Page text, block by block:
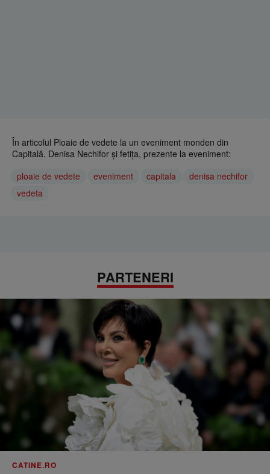
În articolul Ploaie de vedete la un eveniment monden din
Capitală. Denisa Nechifor și fetița, prezente la eveniment:
ploaie de vedete
eveniment capitala
denisa nechifor
vedeta
PARTENERI
CATINE.RO